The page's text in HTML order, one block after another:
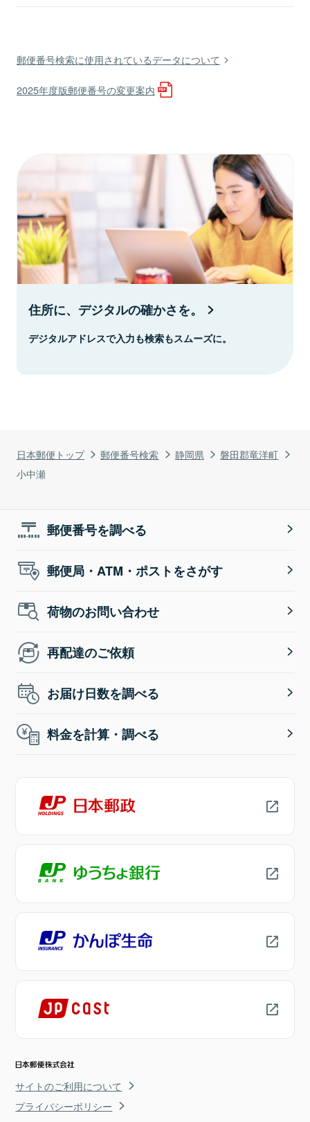
日本郵便トップ 郵便番号検索 静岡県
磐田郡竜洋町
小中瀬
郵便番号検索に使用されているデータについて
2025年度版郵便番号の変更案内
住所に、デジタルの確かさを。
デジタルアドレスで入力も検索もスムーズに。
郵便番号を調べる
郵便局・ATM・ポストをさがす
荷物のお問い合わせ
再配達のご依頼
お届け日数を調べる
料金を計算・調べる
サイトのご利用について
プライバシーポリシー